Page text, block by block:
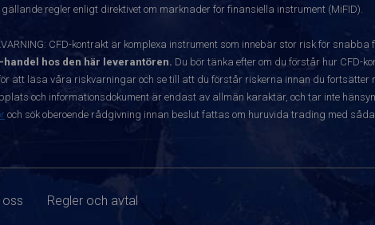
gällande regler enligt direktivet om marknader för finansiella instrument (MiFID).
CFD-kontrakt är komplexa instrument som innebär stor risk för
handel hos den här leverantören. Du bör tänka efter om du förstår hur CFD-
att läsa våra riskvarningar och se till att du förstår riskerna innan du fortsätter
och informationsdokument är endast av allmän karaktär, och tar inte
och sök oberoende rådgivning innan beslut fattas om huruvida trading med
oss Regler och avtal